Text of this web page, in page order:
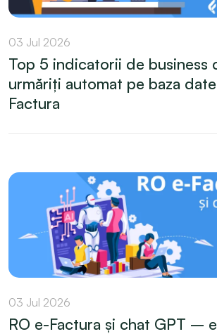
03 Jul 2026
Top 5 indicatorii de business
urmăriți automat pe baza
Factura
03 Jul 2026
RO e-Factura și chat GPT –